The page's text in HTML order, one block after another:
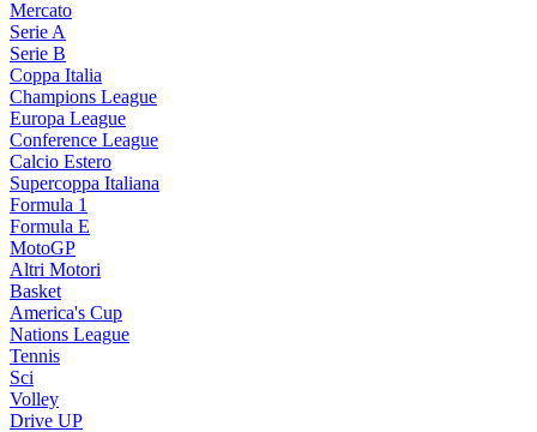
Mercato
Serie A
Serie B
Coppa Italia
Champions League
Europa League
Conference League
Calcio Estero
Supercoppa Italiana
Formula 1
Formula E
MotoGP
Altri Motori
Basket
America's Cup
Nations League
Tennis
Sci
Volley
Drive UP